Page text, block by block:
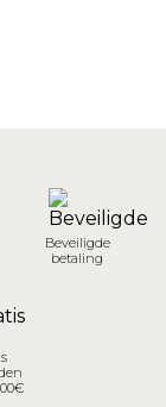
Beveiligde
betaling